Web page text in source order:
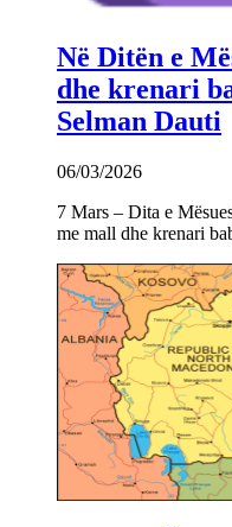
Në Ditën e
dhe krenari
Selman Dauti
06/03/2026
7 Mars – Dita e
me mall dhe krenari